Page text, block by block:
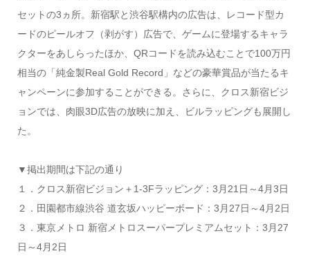
セットの3ヵ所。新宿駅と渋谷駅構内の広告は、
レコード型カ
ードのピールオフ（剥がす）広告で、ゲームに登場するキャラ
クターをあしらったほか、QRコードを読み込むことで100万円
相当の「純金製Real Gold Record」などの豪華賞品が当たるキ
ャンペーンに参加することができる。さらに、 クロス新宿ビジ
ョンでは、肉眼3D広告の放映に加え、ビルラッピングも展開し
た。
▼掲出期間は下記の通り
１．クロス新宿ビジョン＋1-3Fラッピング：3月21日～4月3日
２．田園都市線渋谷 道玄坂ハッピーボード：3月27日～4月2日
３．東京メトロ 新宿メトロスーパープレミアムセット：3月27
日～4月2日